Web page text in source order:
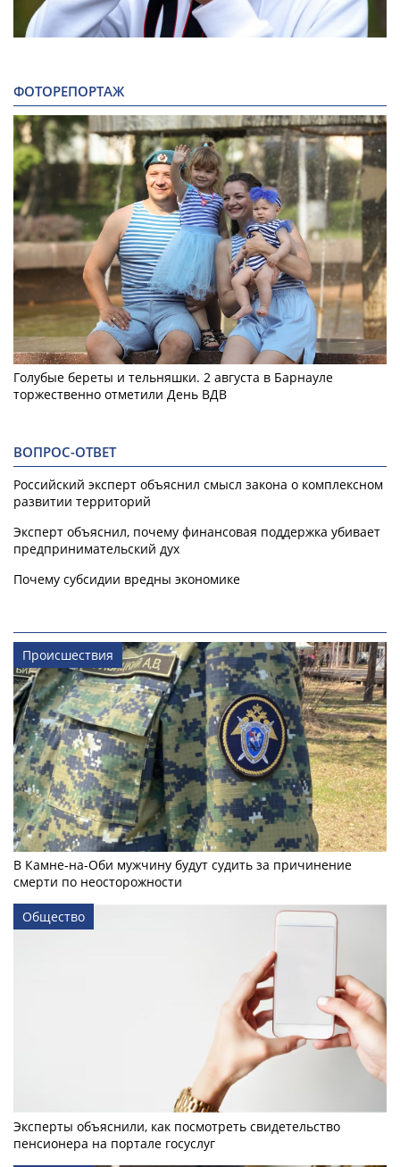
ФОТОРЕПОРТАЖ
Голубые береты и тельняшки. 2 августа в Барнауле
торжественно отметили День ВДВ
ВОПРОС-ОТВЕТ
Российский эксперт объяснил смысл закона о комплексном
развитии территорий
Эксперт объяснил, почему финансовая поддержка убивает
предпринимательский дух
Почему субсидии вредны экономике
Происшествия
В Камне-на-Оби мужчину будут судить за причинение
смерти по неосторожности
Общество
Эксперты объяснили, как посмотреть свидетельство
пенсионера на портале госуслуг